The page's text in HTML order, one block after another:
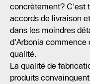
concrètement? C'est
accords de livraison
dans les moindres
d'Arbonia commence
qualité.
La qualité de
produits